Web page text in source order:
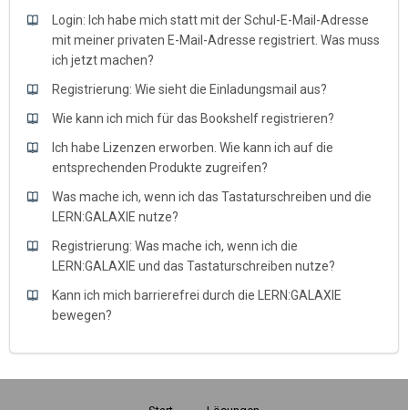
Login: Ich habe mich statt mit der Schul-E-Mail-Adresse
mit meiner privaten E-Mail-Adresse registriert. Was muss
ich jetzt machen?
Registrierung: Wie sieht die Einladungsmail aus?
Wie kann ich mich für das Bookshelf registrieren?
Ich habe Lizenzen erworben. Wie kann ich auf die
entsprechenden Produkte zugreifen?
Was mache ich, wenn ich das Tastaturschreiben und die
LERN:GALAXIE nutze?
Registrierung: Was mache ich, wenn ich die
LERN:GALAXIE und das Tastaturschreiben nutze?
Kann ich mich barrierefrei durch die LERN:GALAXIE
bewegen?